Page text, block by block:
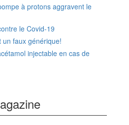
à protons aggravent le
le Covid-19
un faux générique!
injectable en cas de